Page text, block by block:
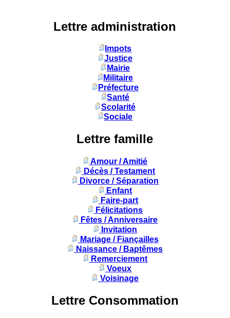
Lettre administration
Impots
Justice
Mairie
Militaire
Préfecture
Santé
Scolarité
Sociale
Lettre famille
Amour / Amitié
Décès / Testament
Divorce / Séparation
Enfant
Faire-part
Félicitations
Fêtes / Anniversaire
Invitation
Mariage / Fiançailles
Naissance / Baptêmes
Remerciement
Voeux
Voisinage
Lettre Consommation